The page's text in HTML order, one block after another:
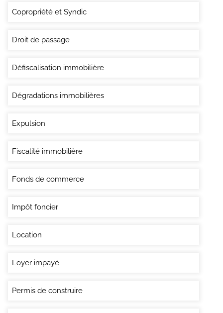
Copropriété et Syndic
Droit de passage
Défiscalisation immobilière
Dégradations immobilières
Expulsion
Fiscalité immobilière
Fonds de commerce
Impôt foncier
Location
Loyer impayé
Permis de construire